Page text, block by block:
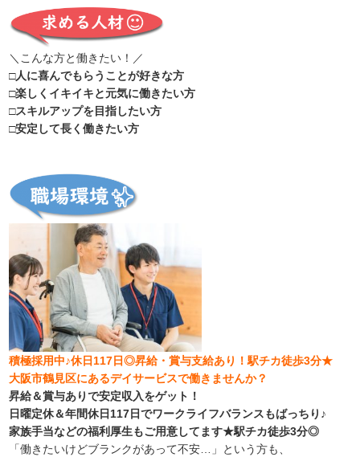
＼こんな方と働きたい！／
□人に喜んでもらうことが好きな方
□楽しくイキイキと元気に働きたい方
□スキルアップを目指したい方
□安定して長く働きたい方
積極採用中♪休日117日◎昇給・賞与支給あり！駅チカ徒歩3分★
大阪市鶴見区にあるデイサービスで働きませんか？
昇給＆賞与ありで安定収入をゲット！
日曜定休＆年間休日117日でワークライフバランスもばっちり♪
家族手当などの福利厚生もご用意してます★駅チカ徒歩3分◎
「働きたいけどブランクがあって不安…」という方も、